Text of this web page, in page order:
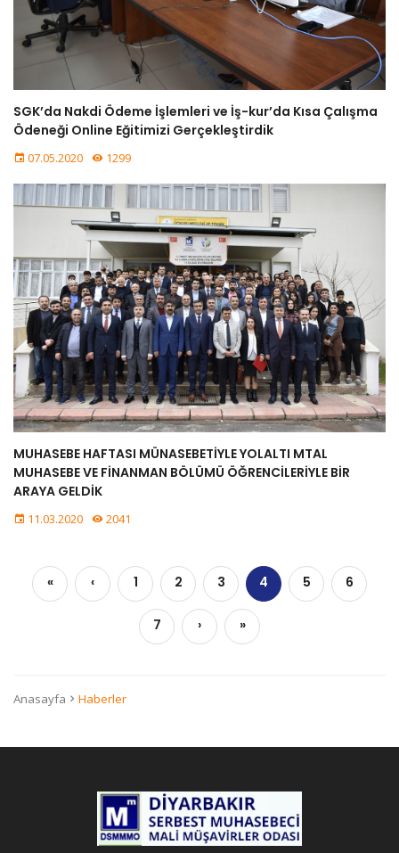
SGK’da Nakdi Ödeme İşlemleri ve İş-kur’da Kısa Çalışma
Ödeneği Online Eğitimizi Gerçekleştirdik
07.05.2020 1299
MUHASEBE HAFTASI MÜNASEBETİYLE YOLALTI MTAL
MUHASEBE VE FİNANMAN BÖLÜMÜ ÖĞRENCİLERİYLE BİR
ARAYA GELDİK
11.03.2020 2041
« ‹ 1 2 3 4 5 6
7 › »
Anasayfa Haberler